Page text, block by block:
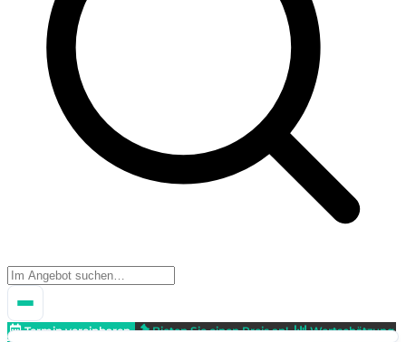
Termin vereinbaren Bieten Sie einen Preis an!
Wertschätzung